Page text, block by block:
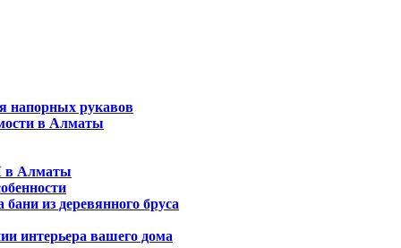
напорных рукавов
в Алматы
Алматы
бани из деревянного бруса
интерьера вашего дома